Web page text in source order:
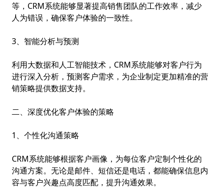
等，CRM系统能够显著提高销售团队的工作效率，减少
人为错误，确保客户体验的一致性。
3、智能分析与预测
利用大数据和人工智能技术，CRM系统能够对客户行为
进行深入分析，预测客户需求，为企业制定更加精准的营
销策略提供数据支持。
二、深度优化客户体验的策略
1、个性化沟通策略
CRM系统能够根据客户画像，为每位客户定制个性化的
沟通方案。无论是邮件、短信还是电话，都能确保信息内
容与客户兴趣点高度匹配，提升沟通效果。